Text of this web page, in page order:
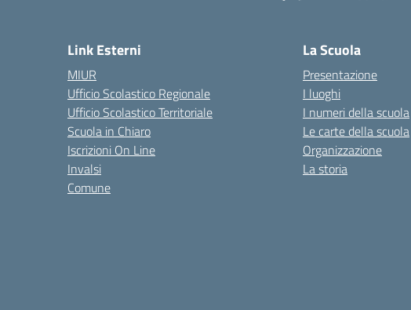
Link Esterni
MIUR
Ufficio Scolastico Regionale
Ufficio Scolastico Territoriale
Scuola in Chiaro
Iscrizioni On Line
Invalsi
Comune
La Scuola
Presentazione
I luoghi
I numeri della scuola
Le carte della scuola
Organizzazione
La storia